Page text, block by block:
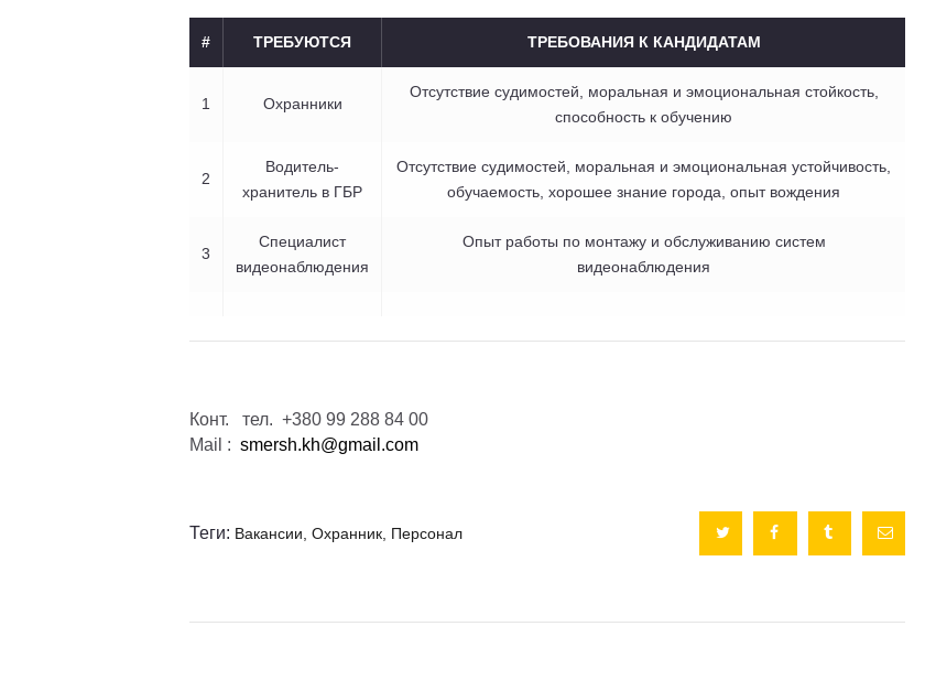
# ТРЕБУЮТСЯ ТРЕБОВАНИЯ К КАНДИДАТАМ
1 Охранники
Отсутствие судимостей, моральная и эмоциональная стойкость,
способность к обучению
2
Водитель-
хранитель в ГБР
Отсутствие судимостей, моральная и эмоциональная устойчивость,
обучаемость, хорошее знание города, опыт вождения
3
Специалист
видеонаблюдения
Опыт работы по монтажу и обслуживанию систем
видеонаблюдения
Конт. тел. +380 99 288 84 00
Mail : smersh.kh@gmail.com
Теги: Вакансии Охранник Персонал